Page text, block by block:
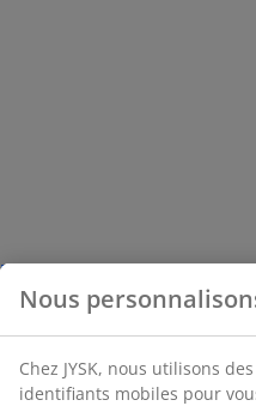
Nous
Chez JYSK, nous utilisons
identifiants mobiles pour